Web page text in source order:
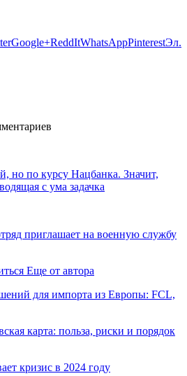
Google+ReddItWhatsAppPinterestЭл.
но по курсу Нацбанка. Значит,
с ума задачка
приглашает на военную службу
Еще от автора
для импорта из Европы: FCL,
карта: польза, риски и порядок
кризис в 2024 году